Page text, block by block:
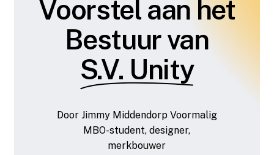
Voorstel aan het
Bestuur van
S.V. Unity
Door Jimmy Middendorp Voormalig
MBO-student, designer,
merkbouwer